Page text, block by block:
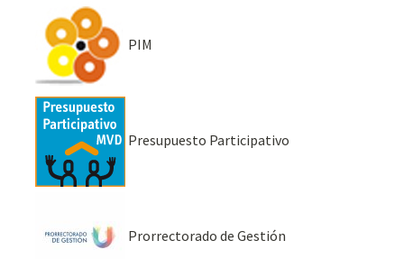
PIM
Presupuesto Participativo
Prorrectorado de Gestión